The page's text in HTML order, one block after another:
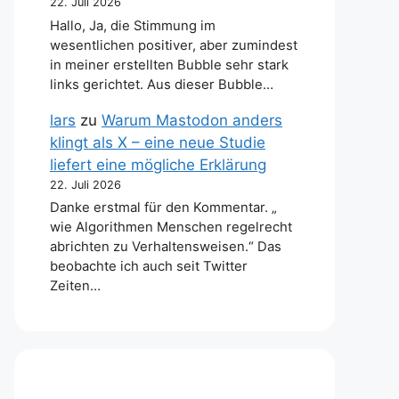
Hallo, Ja, die Stimmung im
wesentlichen positiver, aber zumindest
in meiner erstellten Bubble sehr stark
links gerichtet. Aus dieser Bubble…
lars zu Warum Mastodon anders
klingt als X – eine neue Studie
liefert eine mögliche Erklärung
22. Juli 2026
Danke erstmal für den Kommentar. „
wie Algorithmen Menschen regelrecht
abrichten zu Verhaltensweisen.“ Das
beobachte ich auch seit Twitter
Zeiten…